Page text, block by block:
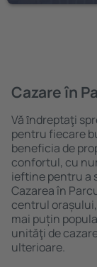
Cazare în
Vă ȋndreptaţi
pentru fiecare
beneficia de
confortul, cu
ieftine pentru a
Cazarea în
centrul
mai puțin
unităţi de
ulterioare.